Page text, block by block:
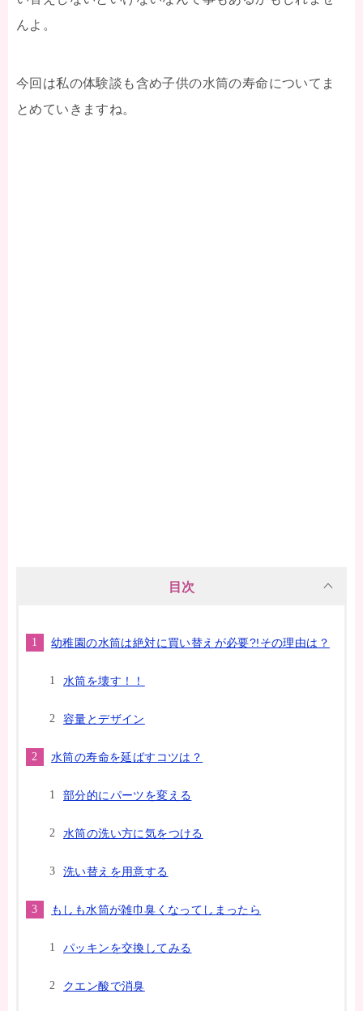
んよ。
今回は私の体験談も含め子供の水筒の寿命についてま
とめていきますね。
目次
幼稚園の水筒は絶対に買い替えが必要?!その理由は？
水筒を壊す！！
容量とデザイン
水筒の寿命を延ばすコツは？
部分的にパーツを変える
水筒の洗い方に気をつける
洗い替えを用意する
もしも水筒が雑巾臭くなってしまったら
パッキンを交換してみる
クエン酸で消臭